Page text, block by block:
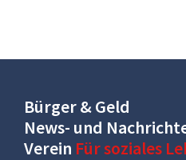
Bürger & Geld
News- und
Verein Für soziales